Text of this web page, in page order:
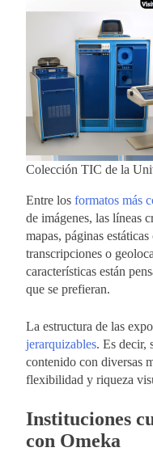
Colección TIC de la
Entre los formatos más
de imágenes, las líneas
mapas, páginas
transcripciones o
características están
que se prefieran.
La estructura de las
jerarquizables. Es decir,
contenido con diversas
flexibilidad y riqueza
Instituciones
con Omeka